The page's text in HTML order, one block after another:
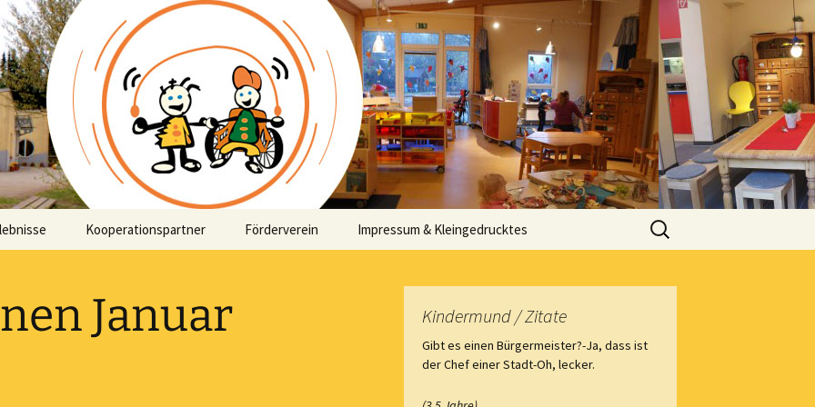
integrative
Fürberg e.V.
Kooperationspartner Förderverein Impressum & Kleingedrucktes
Suche
nach:
Januar
Kindermund / Zitate
Gibt es einen Bürgermeister?-Ja, dass ist
der Chef einer Stadt-Oh, lecker.